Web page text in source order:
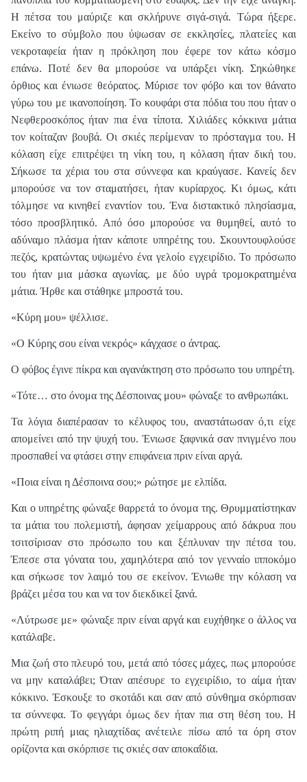
Η πέτσα του μαύριζε και σκλήρυνε σιγά-σιγά. Τώρα ήξερε.
Εκείνο το σύμβολο που ύψωσαν σε εκκλησίες, πλατείες και
νεκροταφεία ήταν η πρόκληση που έφερε τον κάτω κόσμο
επάνω. Ποτέ δεν θα μπορούσε να υπάρξει νίκη. Σηκώθηκε
όρθιος και ένιωσε θεόρατος. Μύρισε τον φόβο και τον θάνατο
γύρω του με ικανοποίηση. Το κουφάρι στα πόδια του που ήταν ο
Νεφθεροσκόπος ήταν πια ένα τίποτα. Χιλιάδες κόκκινα μάτια
τον κοίταζαν βουβά. Οι σκιές περίμεναν το πρόσταγμα του. Η
κόλαση είχε επιτρέψει τη νίκη του, η κόλαση ήταν δική του.
Σήκωσε τα χέρια του στα σύννεφα και κραύγασε. Κανείς δεν
μπορούσε να τον σταματήσει, ήταν κυρίαρχος. Κι όμως, κάτι
τόλμησε να κινηθεί εναντίον του. Ένα διστακτικό πλησίασμα,
τόσο προσβλητικό. Από όσο μπορούσε να θυμηθεί, αυτό το
αδύναμο πλάσμα ήταν κάποτε υπηρέτης του. Σκουντουφλούσε
πεζός, κρατώντας υψωμένο ένα γελοίο εγχειρίδιο. Το πρόσωπο
του ήταν μια μάσκα αγωνίας. με δύο υγρά τρομοκρατημένα
μάτια. Ήρθε και στάθηκε μπροστά του.
«Κύρη μου» ψέλλισε.
«Ο Κύρης σου είναι νεκρός» κάγχασε ο άντρας.
Ο φόβος έγινε πίκρα και αγανάκτηση στο πρόσωπο του υπηρέτη.
«Τότε… στο όνομα της Δέσποινας μου» φώναξε το ανθρωπάκι.
Τα λόγια διαπέρασαν το κέλυφος του, αναστάτωσαν ό,τι είχε
απομείνει από την ψυχή του. Ένιωσε ξαφνικά σαν πνιγμένο που
προσπαθεί να φτάσει στην επιφάνεια πριν είναι αργά.
«Ποια είναι η Δέσποινα σου;» ρώτησε με ελπίδα.
Και ο υπηρέτης φώναξε θαρρετά το όνομα της. Θρυμματίστηκαν
τα μάτια του πολεμιστή, άφησαν χείμαρρους από δάκρυα που
τσιτσίρισαν στο πρόσωπο του και ξέπλυναν την πέτσα του.
Έπεσε στα γόνατα του, χαμηλότερα από τον γενναίο ιπποκόμο
και σήκωσε τον λαιμό του σε εκείνον. Ένιωθε την κόλαση να
βράζει μέσα του και να τον διεκδικεί ξανά.
«Λύτρωσε με» φώναξε πριν είναι αργά και ευχήθηκε ο άλλος να
κατάλαβε.
Μια ζωή στο πλευρό του, μετά από τόσες μάχες, πως μπορούσε
να μην καταλάβει; Όταν απέσυρε το εγχειρίδιο, το αίμα ήταν
κόκκινο. Έσκουξε το σκοτάδι και σαν από σύνθημα σκόρπισαν
τα σύννεφα. Το φεγγάρι όμως δεν ήταν πια στη θέση του. Η
πρώτη ριπή μιας ηλιαχτίδας ανέτειλε πίσω από τα όρη στον
ορίζοντα και σκόρπισε τις σκιές σαν αποκαΐδια.